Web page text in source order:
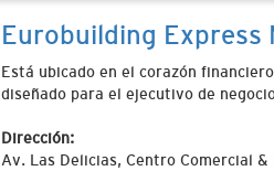
Eurobuilding Express
Está ubicado en el corazón
diseñado para el ejecutivo de
Dirección:
Av. Las Delicias, Centro Comercial